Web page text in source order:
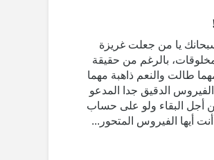
يا من جعلت غريزة
بالرغم من حقيقة
مهما طالت والنعم ذاهبة مهما
الدقيق جدا المدعو
أجل البقاء ولو على حساب
أيها الفيروس المتحور...